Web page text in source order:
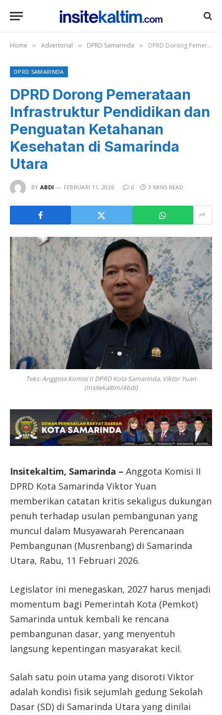
Home » Advertorial » DPRD Samarinda » DPRD Dorong Pemerataan Infrastruktur Pendidikan dan Penguatan Ketahanan Kesehatan di Samarinda Utara
DPRD SAMARINDA
DPRD Dorong Pemerataan
Infrastruktur Pendidikan dan
Penguatan Ketahanan
Kesehatan di Samarinda
Utara
BY ABDI FEBRUARI 11, 2026 0 3 MINS READ
Teks: Anggota Komisi II DPRD Kota Samarinda, Viktor Yuan
(Insitekaltim/Abdi)
Insitekaltim, Samarinda – Anggota Komisi II
DPRD Kota Samarinda Viktor Yuan
memberikan catatan kritis sekaligus dukungan
penuh terhadap usulan pembangunan yang
muncul dalam Musyawarah Perencanaan
Pembangunan (Musrenbang) di Samarinda
Utara, Rabu, 11 Februari 2026.
Legislator ini menegaskan, 2027 harus menjadi
momentum bagi Pemerintah Kota (Pemkot)
Samarinda untuk kembali ke rencana
pembangunan dasar, yang menyentuh
langsung kepentingan masyarakat kecil.
Salah satu poin utama yang disoroti Viktor
adalah kondisi fisik sejumlah gedung Sekolah
Dasar (SD) di Samarinda Utara yang dinilai